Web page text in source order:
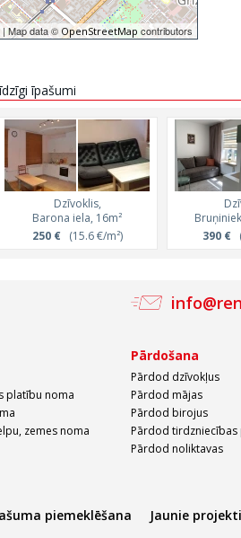
| Map data © OpenStreetMapcontributors
Dzīvoklis,
Krišjāņa Valdemāra iela
1 150 €(42.6 €/m²)
Krišjāņa
1 150 €
īpašumi
Dzīvoklis,
Barona iela, 16m²
250 €(15.6 €/m²)
390 €
platību noma
zemes noma
Pārdošana
Pārdod dzīvokļus
Pārdod mājas
Pārdod birojus
Pārdod tirdzniecības
Pārdod noliktavas
piemeklēšana Jaunie projekti